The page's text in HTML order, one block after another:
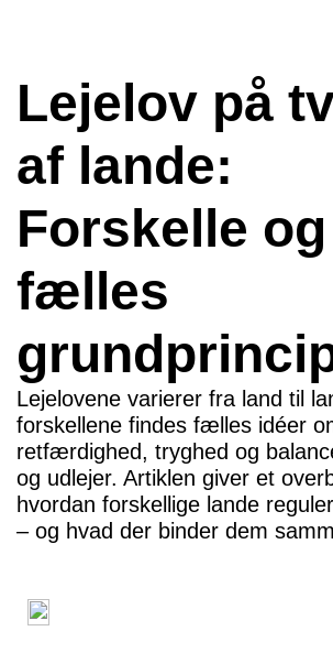
Lejelov på
af lande:
Forskelle og
fælles
Lejelovene varierer fra land til
forskellene findes fælles idéer
retfærdighed, tryghed og
og udlejer. Artiklen giver et
hvordan forskellige lande
– og hvad der binder dem